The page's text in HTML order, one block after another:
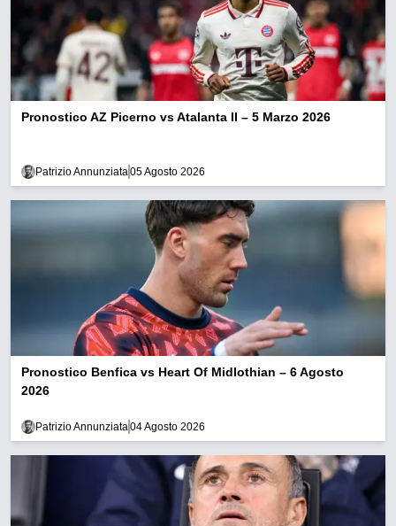
Pronostico AZ Picerno vs Atalanta II – 5 Marzo 2026
Patrizio Annunziata05 Agosto 2026
Pronostico Benfica vs Heart Of Midlothian – 6 Agosto
2026
Patrizio Annunziata04 Agosto 2026